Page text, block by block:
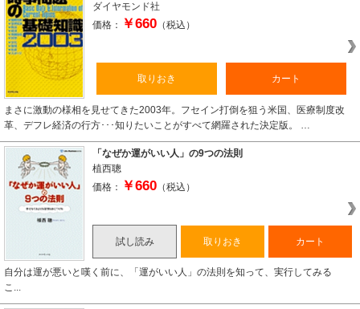
ダイヤモンド社
価格：
￥660 （税込）
取りおき カート
まさに激動の様相を見せてきた2003年。フセイン打倒を狙う米国、医療制度改
革、デフレ経済の行方･･･知りたいことがすべて網羅された決定版。 …
「なぜか運がいい人」の9つの法則
植西聰
価格：
￥660 （税込）
試し読み 取りおき カート
自分は運が悪いと嘆く前に、「運がいい人」の法則を知って、実行してみる
こ...